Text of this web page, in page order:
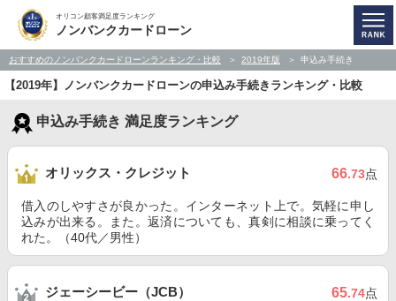
オリコン顧客満足度ランキング
ノンバンクカードローン
おすすめのノンバンクカードローンランキング・比較 2019年版 申込み手続き
【2019年】ノンバンクカードローンの申込み手続きランキング・比較
申込み手続き 満足度ランキング
オリックス・クレジット 66.73点
借入のしやすさが良かった。インターネット上で。気軽に申し
込みが出来る。また。返済についても、真剣に相談に乗ってく
れた。（40代／男性）
ジェーシービー（JCB） 65.74点